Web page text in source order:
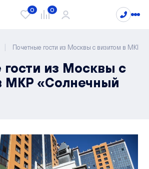
Каталог квартир
0 0
| Почетные гости из Москвы с визитом в МКР
из Москвы с
МКР «Солнечный